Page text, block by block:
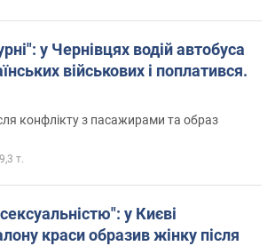
у Чернівцях водій автобуса
військових і поплатився.
конфлікту з пасажирами та образ
9,3 т.
у Києві
краси образив жінку після